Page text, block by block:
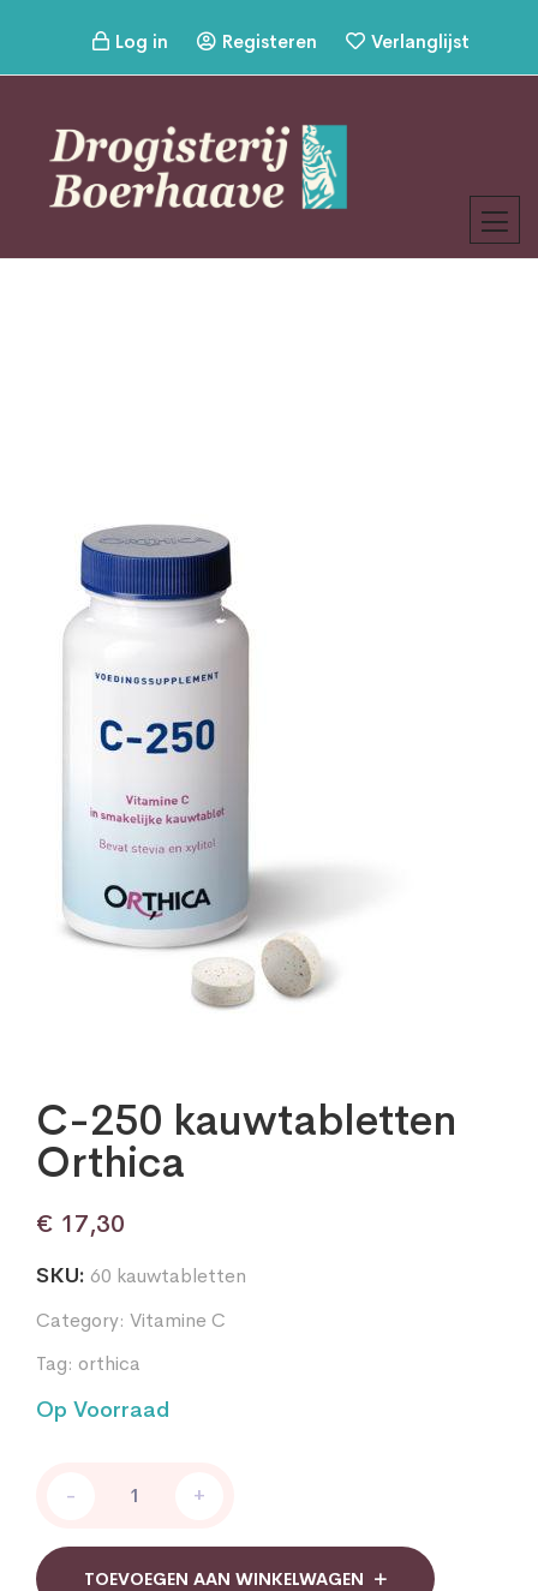
Log in Registeren Verlanglijst
C-250 kauwtabletten
Orthica
€ 17,30
SKU: 60 kauwtabletten
Category: Vitamine C
Tag: orthica
Op Voorraad
Orthica
quantity
- +
TOEVOEGEN AAN WINKELWAGEN